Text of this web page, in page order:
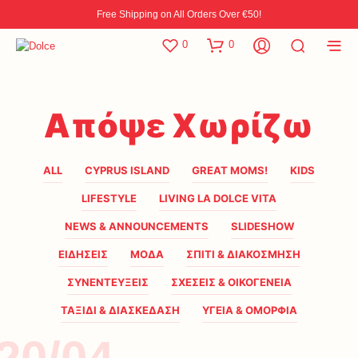
Free Shipping on All Orders Over €50!
0 0
Απόψε Χωρίζω
ALL CYPRUS ISLAND GREAT MOMS! KIDS
LIFESTYLE LIVING LA DOLCE VITA
NEWS & ANNOUNCEMENTS SLIDESHOW
ΕΙΔΗΣΕΙΣ ΜΟΔΑ ΣΠΙΤΙ & ΔΙΑΚΟΣΜΗΣΗ
ΣΥΝΕΝΤΕΥΞΕΙΣ ΣΧΕΣΕΙΣ & ΟΙΚΟΓΕΝΕΙΑ
ΤΑΞΙΔΙ & ΔΙΑΣΚΕΔΑΣΗ ΥΓΕΙΑ & ΟΜΟΡΦΙΑ